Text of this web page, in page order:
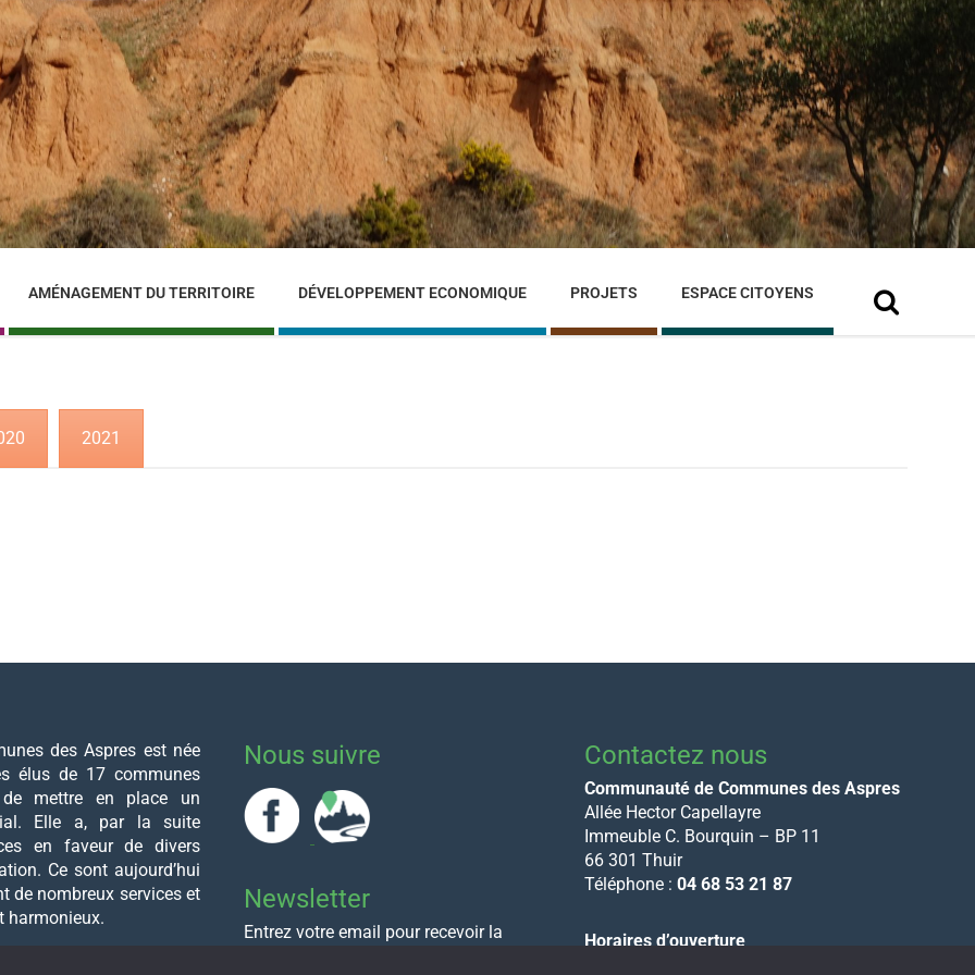
AMÉNAGEMENT DU TERRITOIRE DÉVELOPPEMENT ECONOMIQUE PROJETS ESPACE CITOYENS
2021
des Aspres est née
élus de 17 communes
mettre en place un
Elle a, par la suite
en faveur de divers
Ce sont aujourd’hui
de nombreux services et
harmonieux.
Nous suivre
Newsletter
Entrez votre email pour recevoir la
Contactez nous
Communauté de Communes des Aspres
Allée Hector Capellayre
Immeuble C. Bourquin – BP 11
66 301 Thuir
Téléphone : 04 68 53 21 87
Horaires d’ouverture